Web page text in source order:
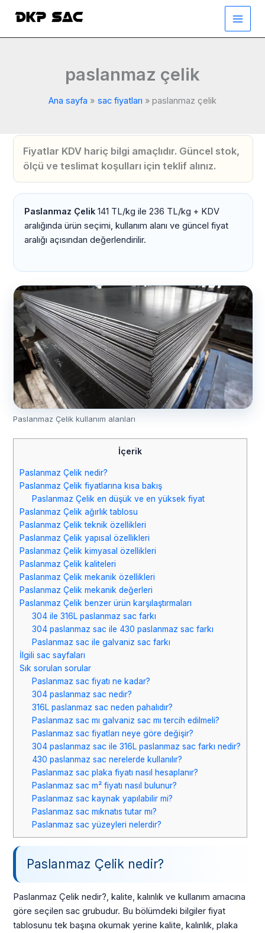
paslanmaz çelik
Ana sayfa sac fiyatları paslanmaz çelik
Fiyatlar KDV hariç bilgi amaçlıdır. Güncel stok,
ölçü ve teslimat koşulları için teklif alınız.
Paslanmaz Çelik 141 TL/kg ile 236 TL/kg + KDV
aralığında ürün seçimi, kullanım alanı ve güncel fiyat
aralığı açısından değerlendirilir.
Paslanmaz Çelik kullanım alanları
İçerik
Paslanmaz Çelik nedir?
Paslanmaz Çelik fiyatlarına kısa bakış
Paslanmaz Çelik en düşük ve en yüksek fiyat
Paslanmaz Çelik ağırlık tablosu
Paslanmaz Çelik teknik özellikleri
Paslanmaz Çelik yapısal özellikleri
Paslanmaz Çelik kimyasal özellikleri
Paslanmaz Çelik kaliteleri
Paslanmaz Çelik mekanik özellikleri
Paslanmaz Çelik mekanik değerleri
Paslanmaz Çelik benzer ürün karşılaştırmaları
304 ile 316L paslanmaz sac farkı
304 paslanmaz sac ile 430 paslanmaz sac farkı
Paslanmaz sac ile galvaniz sac farkı
İlgili sac sayfaları
Sık sorulan sorular
Paslanmaz sac fiyatı ne kadar?
304 paslanmaz sac nedir?
316L paslanmaz sac neden pahalıdır?
Paslanmaz sac mı galvaniz sac mı tercih edilmeli?
Paslanmaz sac fiyatları neye göre değişir?
304 paslanmaz sac ile 316L paslanmaz sac farkı nedir?
430 paslanmaz sac nerelerde kullanılır?
Paslanmaz sac plaka fiyatı nasıl hesaplanır?
Paslanmaz sac m² fiyatı nasıl bulunur?
Paslanmaz sac kaynak yapılabilir mi?
Paslanmaz sac mıknatıs tutar mı?
Paslanmaz sac yüzeyleri nelerdir?
Paslanmaz Çelik nedir?
Paslanmaz Çelik nedir?, kalite, kalınlık ve kullanım amacına
göre seçilen sac grubudur. Bu bölümdeki bilgiler fiyat
tablosunu tek başına okumak yerine kalite, kalınlık, plaka